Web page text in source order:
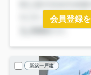
会員登録
新築一戸建